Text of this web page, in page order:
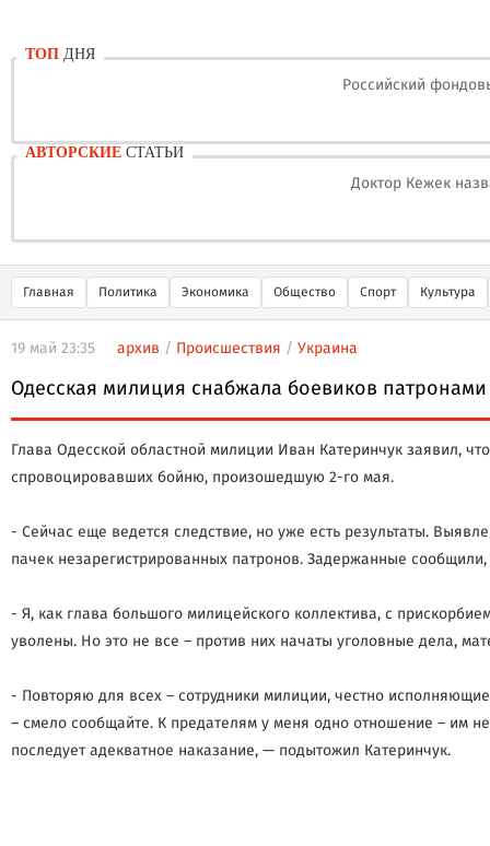
ТОП ДНЯ
Российский
АВТОРСКИЕ СТАТЬИ
Доктор Кежек
Главная Политика Экономика Общество Спорт Культура
19 май 23:35 архив / Происшествия / Украина
Одесская милиция снабжала боевиков патронами
Глава Одесской областной милиции Иван Катеринчук заявил,
спровоцировавших бойню, произошедшую 2-го мая.
- Сейчас еще ведется следствие, но уже есть результаты.
пачек незарегистрированных патронов. Задержанные
- Я, как глава большого милицейского коллектива, с
уволены. Но это не все – против них начаты уголовные дела,
- Повторяю для всех – сотрудники милиции, честно
– смело сообщайте. К предателям у меня одно отношение – им
последует адекватное наказание, — подытожил Катеринчук.